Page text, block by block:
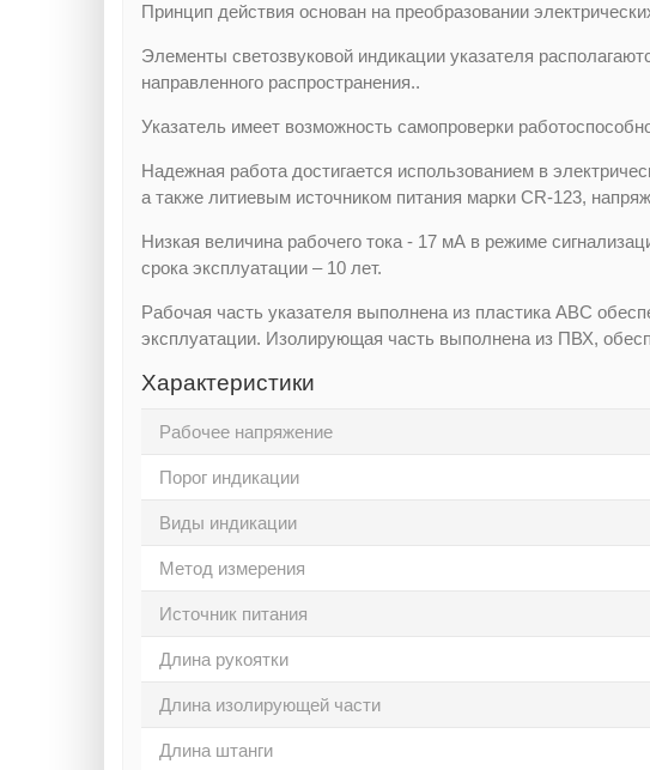
Принцип действия основан на преобразовании
Элементы светозвуковой индикации указателя
направленного распространения..
Указатель имеет возможность самопроверки
Надежная работа достигается использованием в
а также литиевым источником питания марки CR-123,
Низкая величина рабочего тока - 17 мА в режиме
срока эксплуатации – 10 лет.
Рабочая часть указателя выполнена из пластика ABС
эксплуатации. Изолирующая часть выполнена из ПВХ,
Характеристики
Рабочее напряжение
Порог индикации
Виды индикации
Метод измерения
Источник питания
Длина рукоятки
Длина изолирующей части
Длина штанги